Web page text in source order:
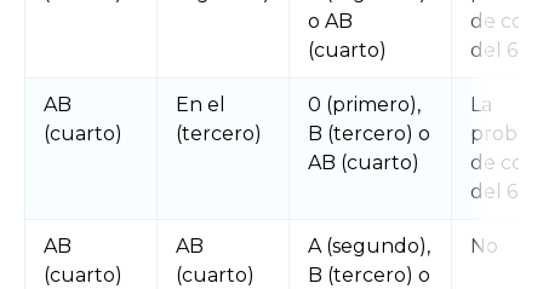
o AB
(cuarto)
de
del
AB
(cuarto)
En el
(tercero)
0 (primero),
B (tercero) o
AB (cuarto)
La
de
del
AB
(cuarto)
AB
(cuarto)
A (segundo),
B (tercero) o
No